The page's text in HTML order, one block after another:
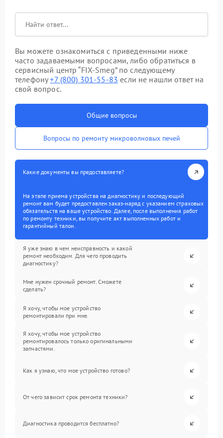
Вы можете ознакомиться с приведенными ниже
часто задаваемыми вопросами, либо обратиться в
сервисный центр “FIX-Smeg” по следующему
телефону+7 (800) 301-55-83 если не нашли ответ на
свой вопрос.
Общие вопросы
Вопросы по ремонту микроволновых печей
Какие документы вы предоставляете?
На этапе приема устройства на диагностику и последующий
ремонт вам будет предоставлен заказ-наряд с указанием страховых
обязательств на ваше устройство. Далее, после выполнения работ
по ремонту техники, вы получите акт выполненных работ и
гарантийный талон.
Я уже знаю в чем неисправность и какой
ремонт необходим. Для чего проводить
диагностику?
Мне нужен срочный ремонт. Сможете
сделать?
Я хочу, чтобы мое устройство
ремонтировали при мне.
Я хочу, чтобы мое устройство
ремонтировалось только оригинальными
запчастями.
Как я узнаю, что мое устройство готово?
От чего зависит срок ремонта техники?
Диагностика проводится бесплатно?